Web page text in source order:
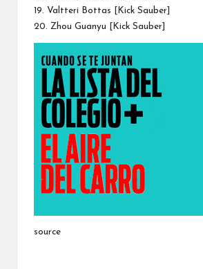
19. Valtteri Bottas [Kick Sauber]
20. Zhou Guanyu [Kick Sauber]
source